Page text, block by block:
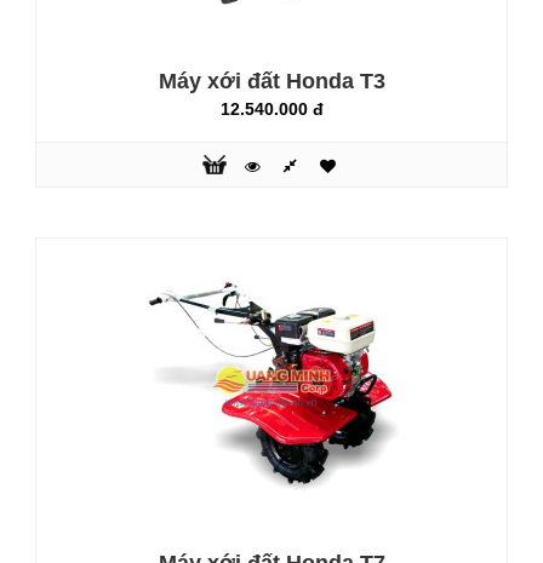
Máy rửa xe mô tơ cảm ứng từ Fujihaia PW96A là thiết bị
phun xịt rửa vệ sinh trong gia đình, giúp tiết kiệm thời gian.
Máy dùng vào nhiều mục đích như rửa xe máy, xe đạp, ô
tô, vệ sinh nhà cửa sân vườn chuồng trại cũng như vệ sinh
các thiết bị gia dụng như điều hoà (máy lạnh)....Với áp lực
nước cao giúp loại bỏ các vết bẩn một cách nhanh chóng..
Máy xới đất Honda T3
12.540.000 đ